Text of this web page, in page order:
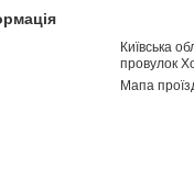
Київська
провулок
Мапа